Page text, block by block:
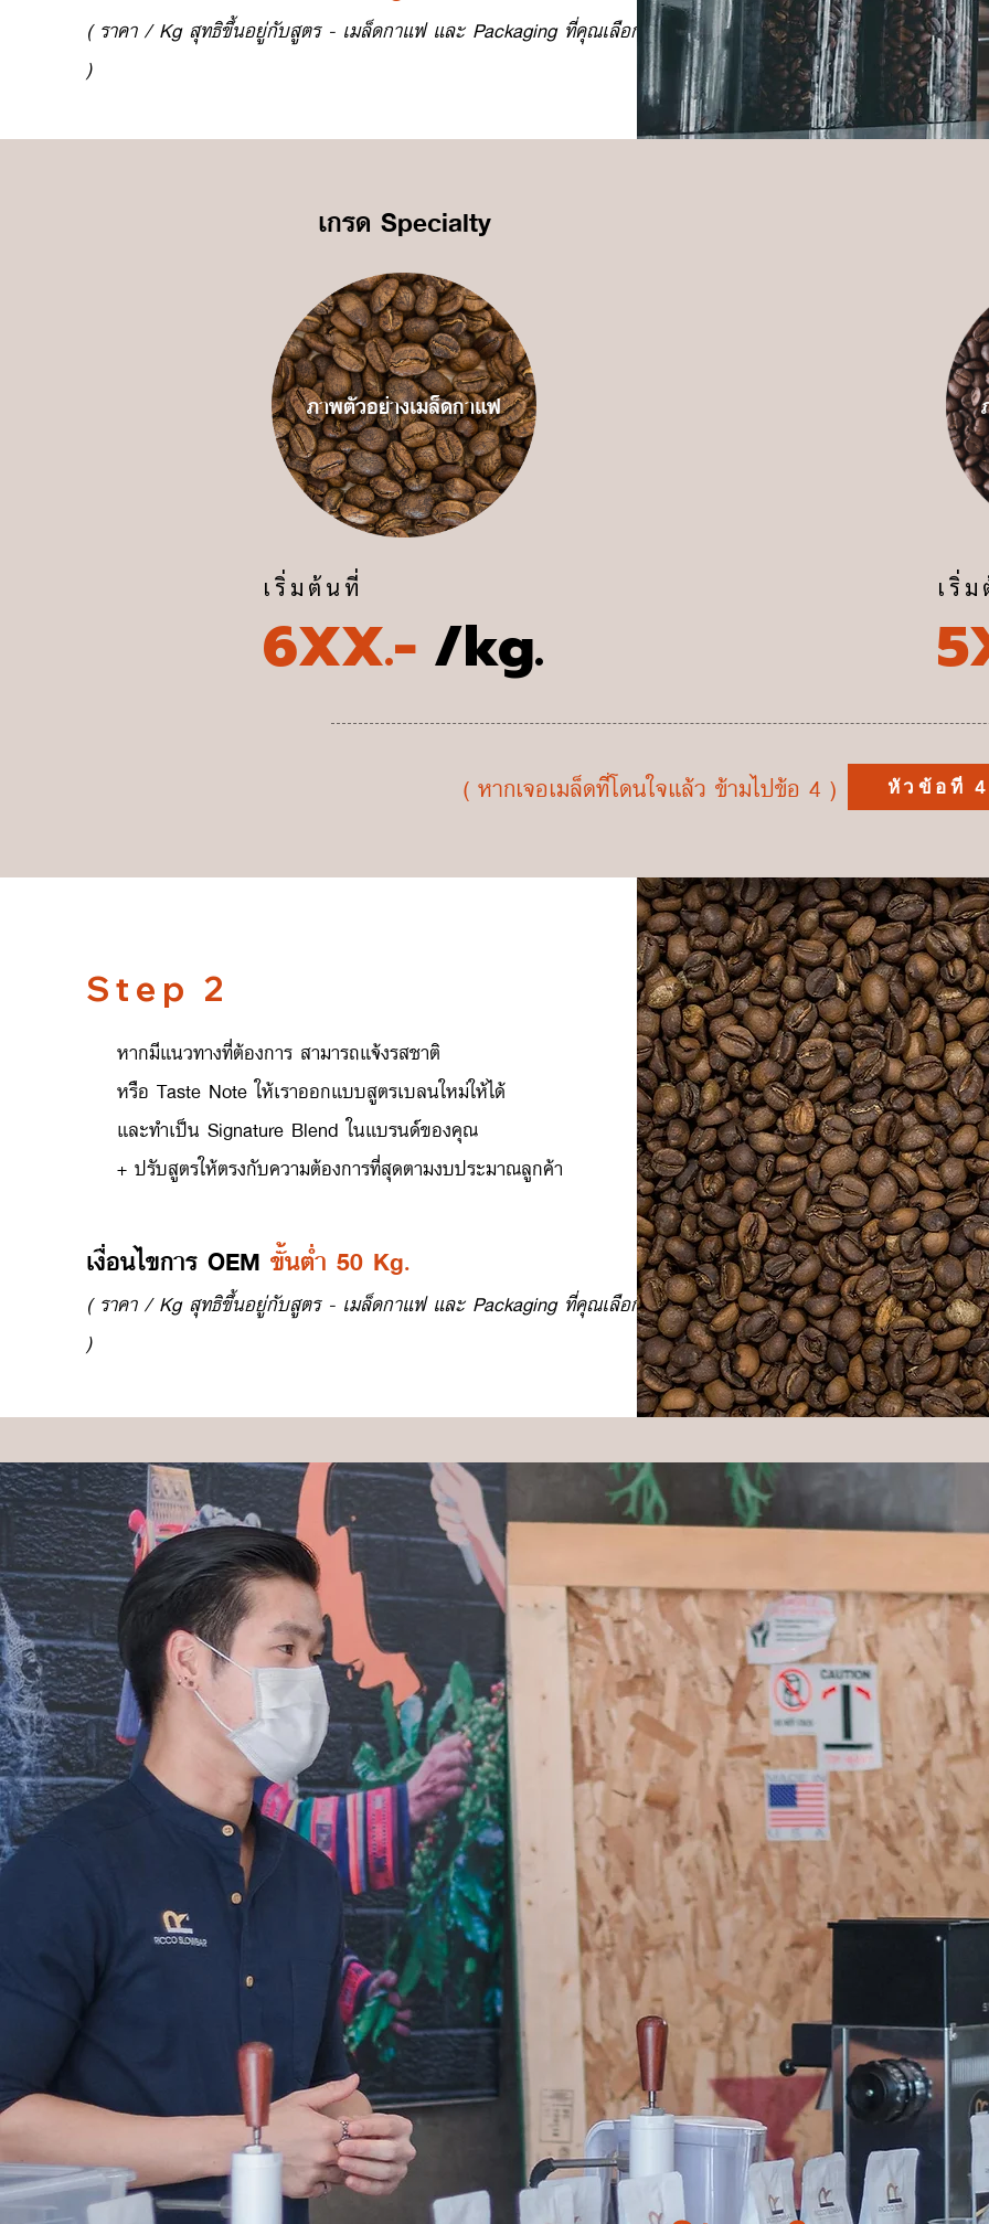
( ราคา / Kg สุทธิขึ้นอยู่กับสูตร - เมล็ดกาแฟ และ Packaging ที่คุณเลือก
)
เกรด Specialty
ภาพตัวอย่างเมล็ดกาแฟ
เริ่มต้นที่
6XX.- /kg.
เริ่
( หากเจอเมล็ดที่โดนใจแล้ว ข้ามไปข้อ 4 ) หัวข้อที่ 4
Step 2
หากมีแนวทางที่ต้องการ สามารถแจ้งรสชาติ
หรือ Taste Note ให้เราออกแบบสูตรเบลนใหม่ให้ได้
และทำเป็น Signature Blend ในแบรนด์ของคุณ
+ ปรับสูตรให้ตรงกับความต้องการที่สุดตามงบประมาณลูกค้า
เงื่อนไขการ OEMขั้นต่ำ 50 Kg.
( ราคา / Kg สุทธิขึ้นอยู่กับสูตร - เมล็ดกาแฟ และ Packaging ที่คุณเลือก
)